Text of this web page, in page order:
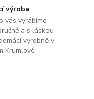
výroba
vás vyrábíme
a s láskou
výrobně v
Krumlově.